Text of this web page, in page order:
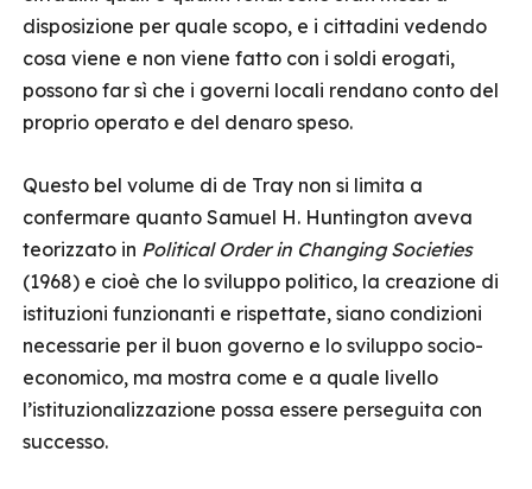
disposizione per quale scopo, e i cittadini vedendo
cosa viene e non viene fatto con i soldi erogati,
possono far sì che i governi locali rendano conto del
proprio operato e del denaro speso.
Questo bel volume di de Tray non si limita a
confermare quanto Samuel H. Huntington aveva
teorizzato in Political Order in Changing Societies
(1968) e cioè che lo sviluppo politico, la creazione di
istituzioni funzionanti e rispettate, siano condizioni
necessarie per il buon governo e lo sviluppo socio-
economico, ma mostra come e a quale livello
l’istituzionalizzazione possa essere perseguita con
successo.